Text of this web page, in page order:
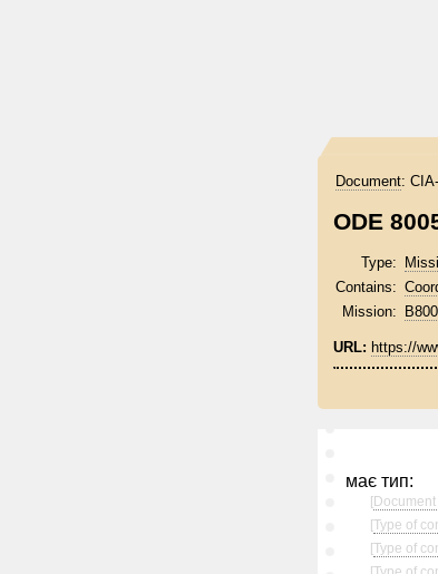
Document:
ODE
Type:
Contains:
Mission:
URL: https://
має тип:
[Document
[Type of
[Type of